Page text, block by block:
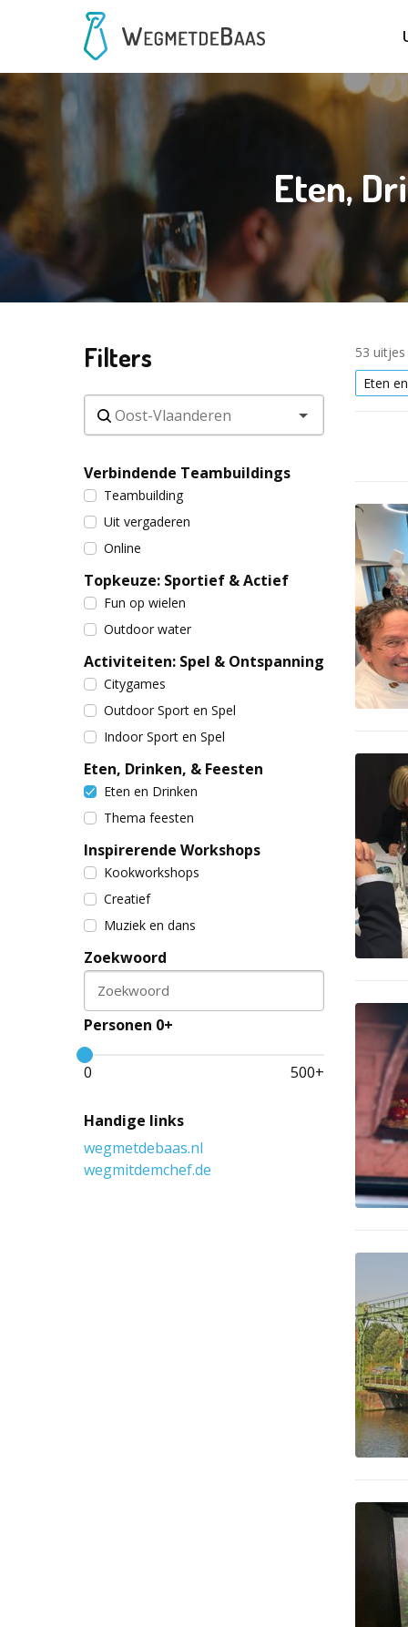
Eten,
Filters
Verbindende Teambuildings
Teambuilding
Uit vergaderen
Online
Topkeuze: Sportief & Actief
Fun op wielen
Outdoor water
Activiteiten: Spel & Ontspanning
Citygames
Outdoor Sport en Spel
Indoor Sport en Spel
Eten, Drinken, & Feesten
Eten en Drinken
Thema feesten
Inspirerende Workshops
Kookworkshops
Creatief
Muziek en dans
Zoekwoord
Zoekwoord
Personen 0+
0 500+
Handige links
wegmetdebaas.nl
wegmitdemchef.de
53
Eten